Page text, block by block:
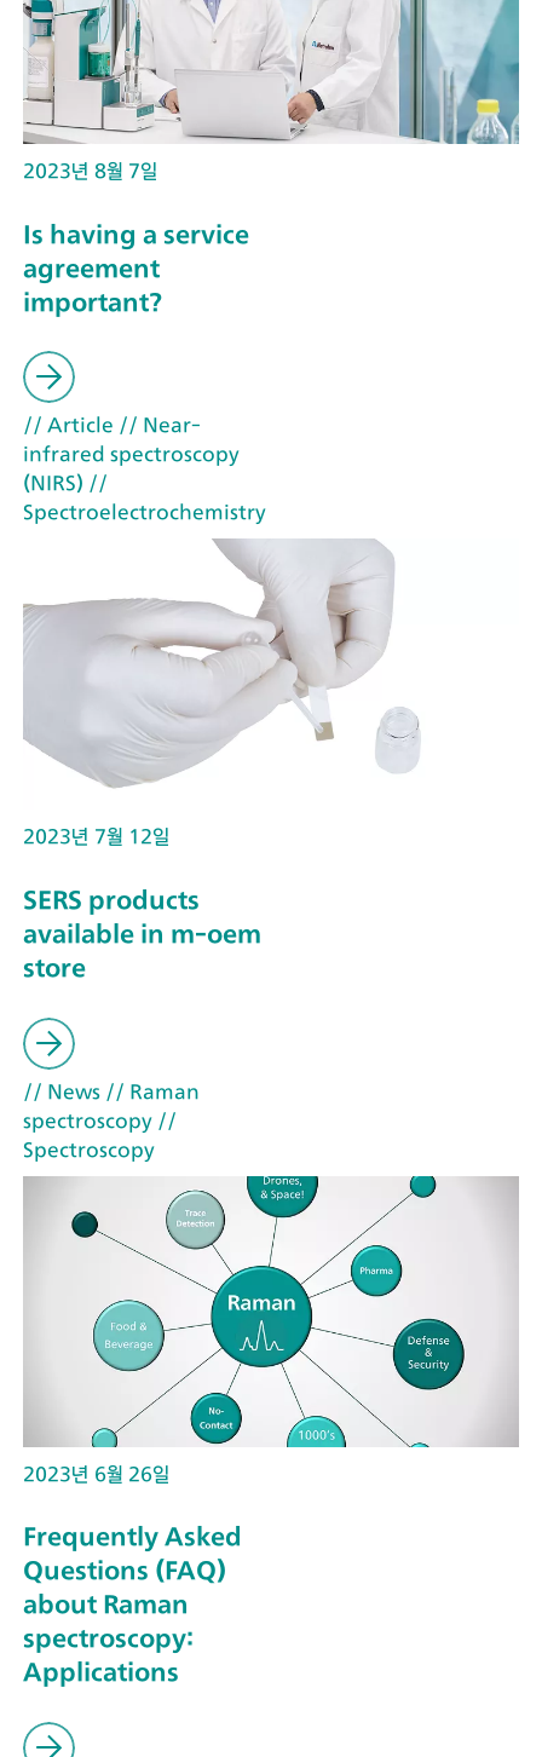
2023년 8월 7일
Is having a service
agreement
important?
// Article // Near-
infrared spectroscopy
(NIRS) //
Spectroelectrochemistry
2023년 7월 12일
SERS products
available in m-oem
store
// News // Raman
spectroscopy //
Spectroscopy
2023년 6월 26일
Frequently Asked
Questions (FAQ)
about Raman
spectroscopy:
Applications